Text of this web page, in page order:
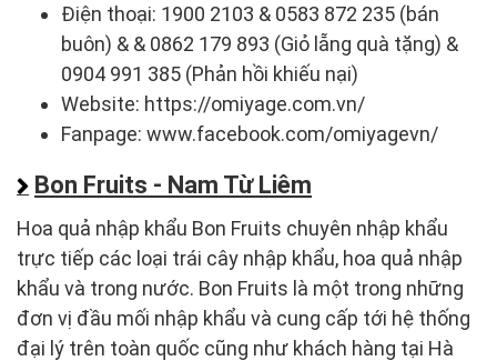
Điện thoại: 1900 2103 & 0583 872 235 (bán
buôn) & & 0862 179 893 (Giỏ lẵng quà tặng) &
0904 991 385 (Phản hồi khiếu nại)
Website: https://omiyage.com.vn/
Fanpage: www.facebook.com/omiyagevn/
Bon Fruits - Nam Từ Liêm
Hoa quả nhập khẩu Bon Fruits chuyên nhập khẩu
trực tiếp các loại trái cây nhập khẩu, hoa quả nhập
khẩu và trong nước. Bon Fruits là một trong những
đơn vị đầu mối nhập khẩu và cung cấp tới hệ thống
đại lý trên toàn quốc cũng như khách hàng tại Hà